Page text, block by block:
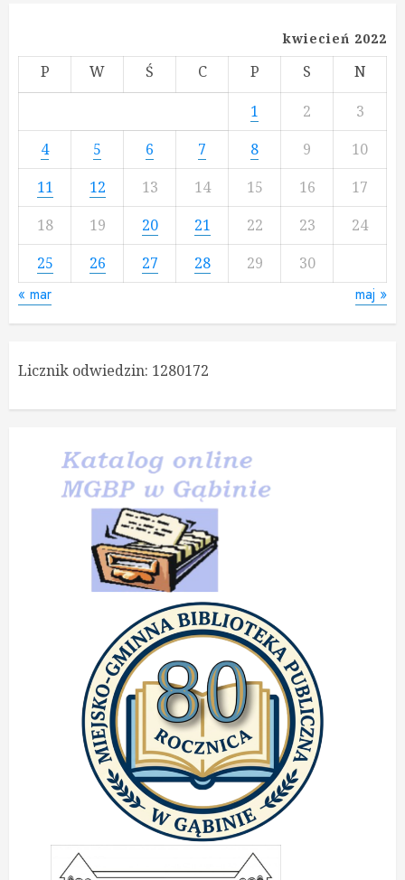
kwiecień 2022
P W Ś C P S
N
1
2
3
4
5 6 7 8 9
10
11
12 13 14 15 16
17
18
19 20 21 22 23
24
25
26 27 28 29 30
« mar maj »
Licznik odwiedzin: 1280172